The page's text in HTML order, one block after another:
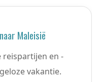
Maleisië
en -
vakantie.